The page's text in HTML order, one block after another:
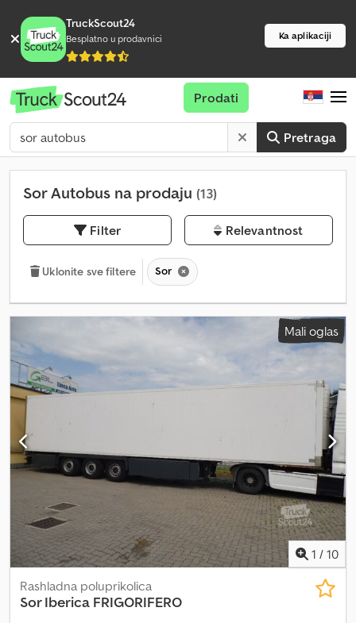
TruckScout24
Besplatno u prodavnici Ka aplikaciji
Pretraga
Prodati
Sor Autobus na prodaju (13)
Filter Relevantnost
Uklonite sve filtere Sor
Mali oglas
1 / 10
Rashladna poluprikolica
Sor Iberica FRIGORIFERO